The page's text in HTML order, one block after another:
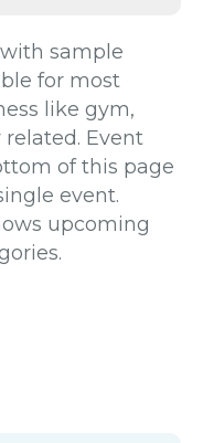
sample
for most
like gym,
Event
of this page
event.
upcoming